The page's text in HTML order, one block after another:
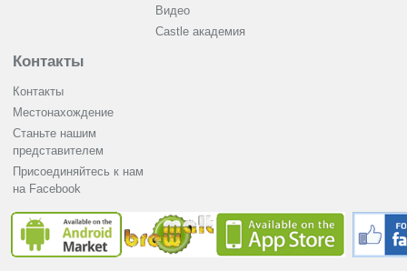
Видео
Castle академия
Контакты
Контакты
Местонахождение
Станьте нашим
представителем
Присоединяйтесь к нам
на Facebook